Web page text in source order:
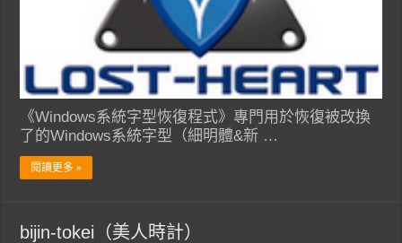
《Windows系統字型恢復程式》專門用於恢復被改換
了的Windows系統字型（細明體&新 …
閱讀更多 »
bijin-tokei（美人時計）